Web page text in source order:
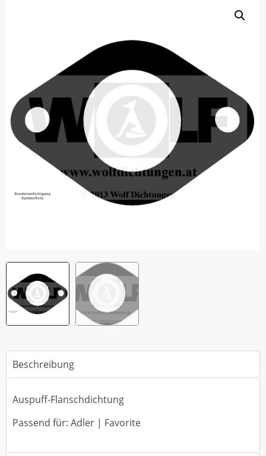
Beschreibung
Auspuff-Flanschdichtung
Passend für: Adler | Favorite